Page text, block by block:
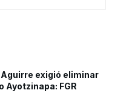
exigió eliminar
Ayotzinapa: FGR